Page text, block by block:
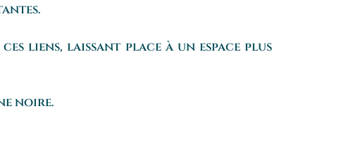
liens, laissant place à un espace plus
noire.